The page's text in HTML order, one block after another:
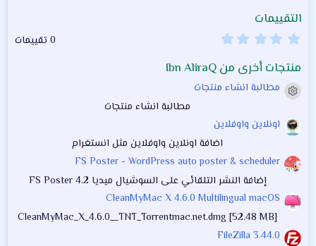
ا
ت
التقييمات
0
0
ن
ج
م
0 تقييمات
منتجات أخرى من Ibn AliraQ
أيقونة المنتج
مطالبة انشاء منتجات
مطالبة انشاء منتجات
اونلاين واوفلاين
اضافة اونلاين واوفلاين مثل انستغرام
FS Poster - WordPress auto poster & scheduler
إضافة النشر التلقائي على السوشيال ميديا FS Poster 4.2
CleanMyMac X 4.6.0 Multilingual macOS
CleanMyMac_X_4.6.0__TNT_Torrentmac.net.dmg [52.48 MB]
FileZilla 3.44.0